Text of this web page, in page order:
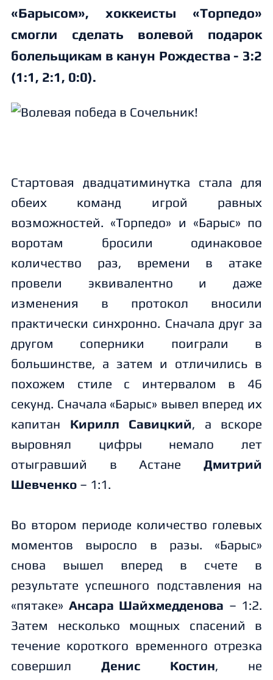
«Барысом», хоккеисты «Торпедо»
смогли сделать волевой подарок
болельщикам в канун Рождества - 3:2
(1:1, 2:1, 0:0).
Стартовая двадцатиминутка стала для
обеих команд игрой равных
возможностей. «Торпедо» и «Барыс» по
воротам бросили одинаковое
количество раз, времени в атаке
провели эквивалентно и даже
изменения в протокол вносили
практически синхронно. Сначала друг за
другом соперники поиграли в
большинстве, а затем и отличились в
похожем стиле с интервалом в 46
секунд. Сначала «Барыс» вывел вперед их
капитан Кирилл Савицкий, а вскоре
выровнял цифры немало лет
отыгравший в Астане Дмитрий
Шевченко – 1:1.
Во втором периоде количество голевых
моментов выросло в разы. «Барыс»
снова вышел вперед в счете в
результате успешного подставления на
«пятаке» Ансара Шайхмедденова – 1:2.
Затем несколько мощных спасений в
течение короткого временного отрезка
совершил Денис Костин, не